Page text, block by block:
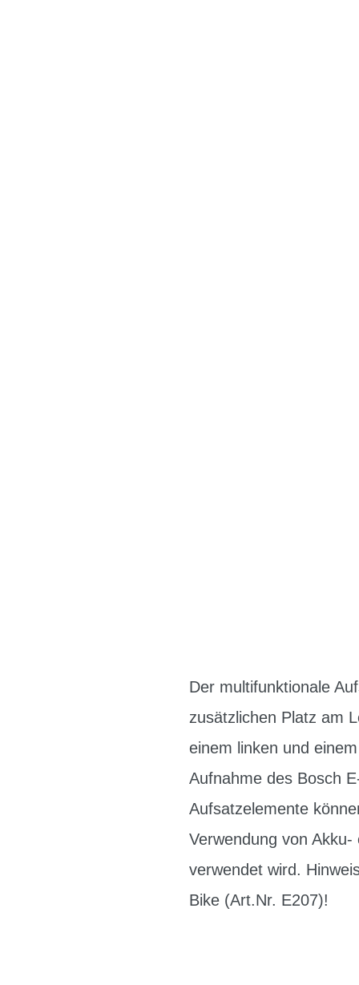
Der multifunktionale
zusätzlichen Platz am
einem linken und
Aufnahme des Bosch
Aufsatzelemente
Verwendung von
verwendet wird.
Bike (Art.Nr. E207)!